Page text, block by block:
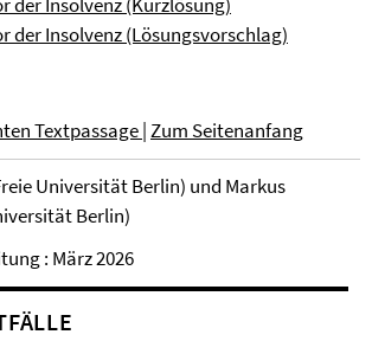
der Insolvenz (Lösungsvorschlag)
Textpassage|Zum Seitenanfang
Universität Berlin) und Markus
Berlin)
: März 2026